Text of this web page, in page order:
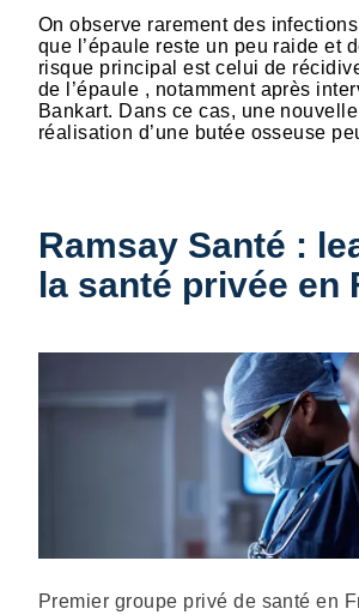
On observe rarement des
que l’épaule reste un peu raide et
risque principal est celui de
de l’épaule , notamment après
Bankart. Dans ce cas, une
réalisation d’une butée osseuse
Ramsay Santé :
la santé privée en
Description
Premier groupe privé de santé en